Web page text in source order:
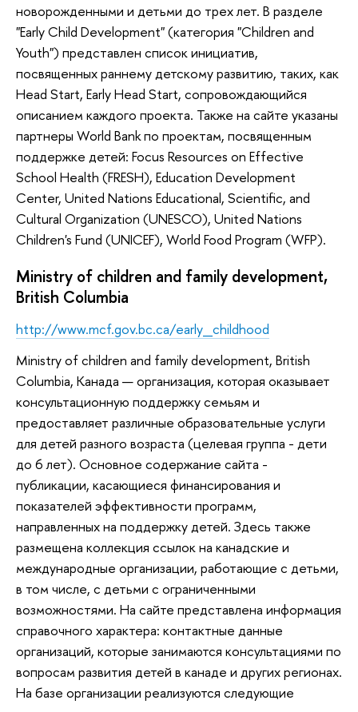
новорожденными и детьми до трех лет. В разделе
"Early Child Development" (категория "Children and
Youth") представлен список инициатив,
посвященных раннему детскому развитию, таких, как
Head Start, Early Head Start, сопровождающийся
описанием каждого проекта. Также на сайте указаны
партнеры World Bank по проектам, посвященным
поддержке детей: Focus Resources on Effective
School Health (FRESH), Education Development
Center, United Nations Educational, Scientific, and
Cultural Organization (UNESCO), United Nations
Children's Fund (UNICEF), World Food Program (WFP).
Ministry of children and family development,
British Columbia
http://www.mcf.gov.bc.ca/early_childhood
Ministry of children and family development, British
Columbia, Канада — организация, которая оказывает
консультационную поддержку семьям и
предоставляет различные образовательные услуги
для детей разного возраста (целевая группа - дети
до 6 лет). Основное содержание сайта -
публикации, касающиеся финансирования и
показателей эффективности программ,
направленных на поддержку детей. Здесь также
размещена коллекция ссылок на канадские и
международные организации, работающие с детьми,
в том числе, с детьми с ограниченными
возможностями. На сайте представлена информация
справочного характера: контактные данные
организаций, которые занимаются консультациями по
вопросам развития детей в канаде и других регионах.
На базе организации реализуются следующие